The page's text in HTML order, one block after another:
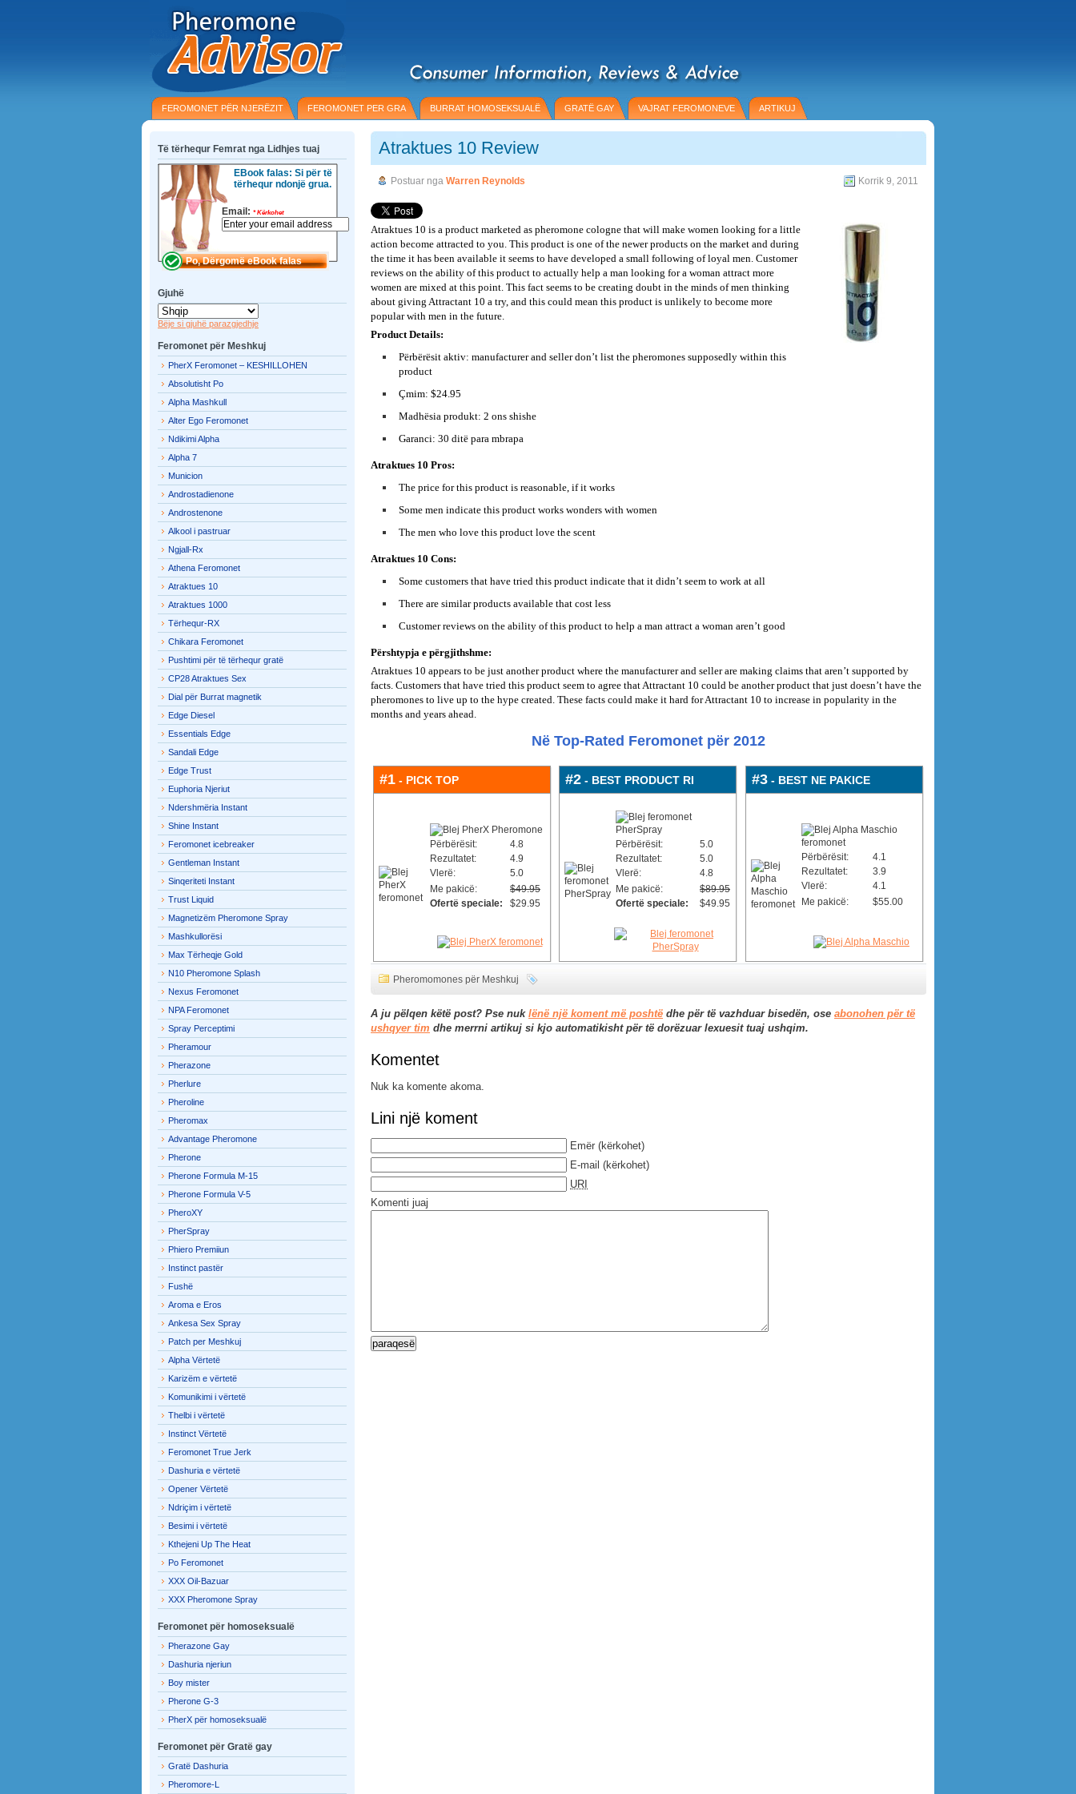
FEROMONET PËR NJERËZIT FEROMONET PER GRA BURRAT HOMOSEKSUALË GRATË GAY VAJRAT FEROMONEVE ARTIKUJ
Atraktues 10 Review
Postuar nga Warren Reynolds Korrik 9, 2011
Atraktues 10 is a product marketed as pheromone cologne that will make women looking for a little
action become attracted to you. This product is one of the newer products on the market and during
the time it has been available it seems to have developed a small following of loyal men. Customer
reviews on the ability of this product to actually help a man looking for a woman attract more
women are mixed at this point. This fact seems to be creating doubt in the minds of men thinking
about giving Attractant 10 a try, and this could mean this product is unlikely to become more
popular with men in the future.
Product Details:
Përbërësit aktiv: manufacturer and seller don’t list the pheromones supposedly within this
product
Çmim: $24.95
Madhësia produkt: 2 ons shishe
Garanci: 30 ditë para mbrapa
Atraktues 10 Pros:
The price for this product is reasonable, if it works
Some men indicate this product works wonders with women
The men who love this product love the scent
Atraktues 10 Cons:
Some customers that have tried this product indicate that it didn’t seem to work at all
There are similar products available that cost less
Customer reviews on the ability of this product to help a man attract a woman aren’t good
Përshtypja e përgjithshme:
Atraktues 10 appears to be just another product where the manufacturer and seller are making claims that aren’t supported by
facts. Customers that have tried this product seem to agree that Attractant 10 could be another product that just doesn’t have the
pheromones to live up to the hype created. These facts could make it hard for Attractant 10 to increase in popularity in the
months and years ahead.
Në Top-Rated Feromonet për 2012
#1 - PICK TOP
Përbërësit:
4.8
Rezultatet:
4.9
Vlerë:
5.0
Me pakicë:
$49.95
Ofertë speciale:
$29.95
#2 - BEST PRODUCT RI
Përbërësit:
5.0
Rezultatet:
5.0
Vlerë:
4.8
Me pakicë:
$89.95
Ofertë speciale:
$49.95
#3 - BEST NE PAKICE
Përbërësit:
4.1
Rezultatet:
3.9
Vlerë:
4.1
Me pakicë:
$55.00
Pheromomones për Meshkuj
A ju pëlqen këtë post? Pse nuk lënë një koment më poshtë dhe për të vazhduar bisedën, ose abonohen për të
ushqyer tim dhe merrni artikuj si kjo automatikisht për të dorëzuar lexuesit tuaj ushqim.
Komentet
Nuk ka komente akoma.
Lini një koment
Emër (kërkohet)
E-mail (kërkohet)
URI
Komenti juaj
Të tërhequr Femrat nga Lidhjes tuaj
EBook falas: Si për të
tërhequr ndonjë grua.
Email: *Kërkohet
Gjuhë
Bëje si gjuhë parazgjedhje
Feromonet për Meshkuj
PherX Feromonet – KESHILLOHEN
Absolutisht Po
Alpha Mashkull
Alter Ego Feromonet
Ndikimi Alpha
Alpha 7
Municion
Androstadienone
Androstenone
Alkool i pastruar
Ngjall-Rx
Athena Feromonet
Atraktues 10
Atraktues 1000
Tërhequr-RX
Chikara Feromonet
Pushtimi për të tërhequr gratë
CP28 Atraktues Sex
Dial për Burrat magnetik
Edge Diesel
Essentials Edge
Sandali Edge
Edge Trust
Euphoria Njeriut
Ndershmëria Instant
Shine Instant
Feromonet icebreaker
Gentleman Instant
Sinqeriteti Instant
Trust Liquid
Magnetizëm Pheromone Spray
Mashkullorësi
Max Tërheqje Gold
N10 Pheromone Splash
Nexus Feromonet
NPA Feromonet
Spray Perceptimi
Pheramour
Pherazone
Pherlure
Pheroline
Pheromax
Advantage Pheromone
Pherone
Pherone Formula M-15
Pherone Formula V-5
PheroXY
PherSpray
Phiero Premiiun
Instinct pastër
Fushë
Aroma e Eros
Ankesa Sex Spray
Patch per Meshkuj
Alpha Vërtetë
Karizëm e vërtetë
Komunikimi i vërtetë
Thelbi i vërtetë
Instinct Vërtetë
Feromonet True Jerk
Dashuria e vërtetë
Opener Vërtetë
Ndriçim i vërtetë
Besimi i vërtetë
Kthejeni Up The Heat
Po Feromonet
XXX Oil-Bazuar
XXX Pheromone Spray
Feromonet për homoseksualë
Pherazone Gay
Dashuria njeriun
Boy mister
Pherone G-3
PherX për homoseksualë
Feromonet për Gratë gay
Gratë Dashuria
Pheromore-L